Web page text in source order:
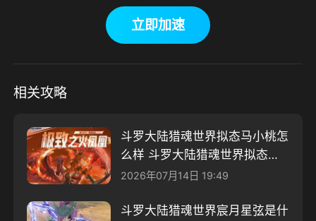
立即加速
相关攻略
斗罗大陆猎魂世界拟态马小桃怎
么样 斗罗大陆猎魂世界拟态马
小桃介绍
2026年07月14日 19:49
斗罗大陆猎魂世界宸月星弦是什